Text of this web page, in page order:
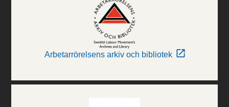
Arbetarrörelsens arkiv och bibliotek